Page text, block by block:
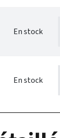
En stock
En stock